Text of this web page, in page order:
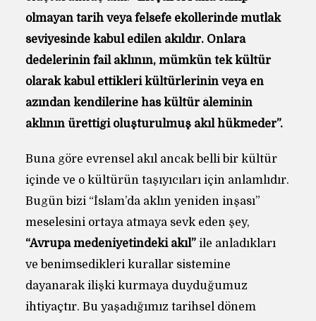
olmayan tarih veya felsefe ekollerinde mutlak
seviyesinde kabul edilen akıldır. Onlara
dedelerinin fail aklının, mümkün tek kültür
olarak kabul ettikleri kültürlerinin veya en
azından kendilerine has kültür âleminin
aklının ürettiği oluşturulmuş akıl hükmeder”.
Buna göre evrensel akıl ancak belli bir kültür
içinde ve o kültürün taşıyıcıları için anlamlıdır.
Bugün bizi “İslam’da aklın yeniden inşası”
meselesini ortaya atmaya sevk eden şey,
“Avrupa medeniyetindeki akıl”ile anladıkları
ve benimsedikleri kurallar sistemine
dayanarak ilişki kurmaya duyduğumuz
ihtiyaçtır. Bu yaşadığımız tarihsel dönem